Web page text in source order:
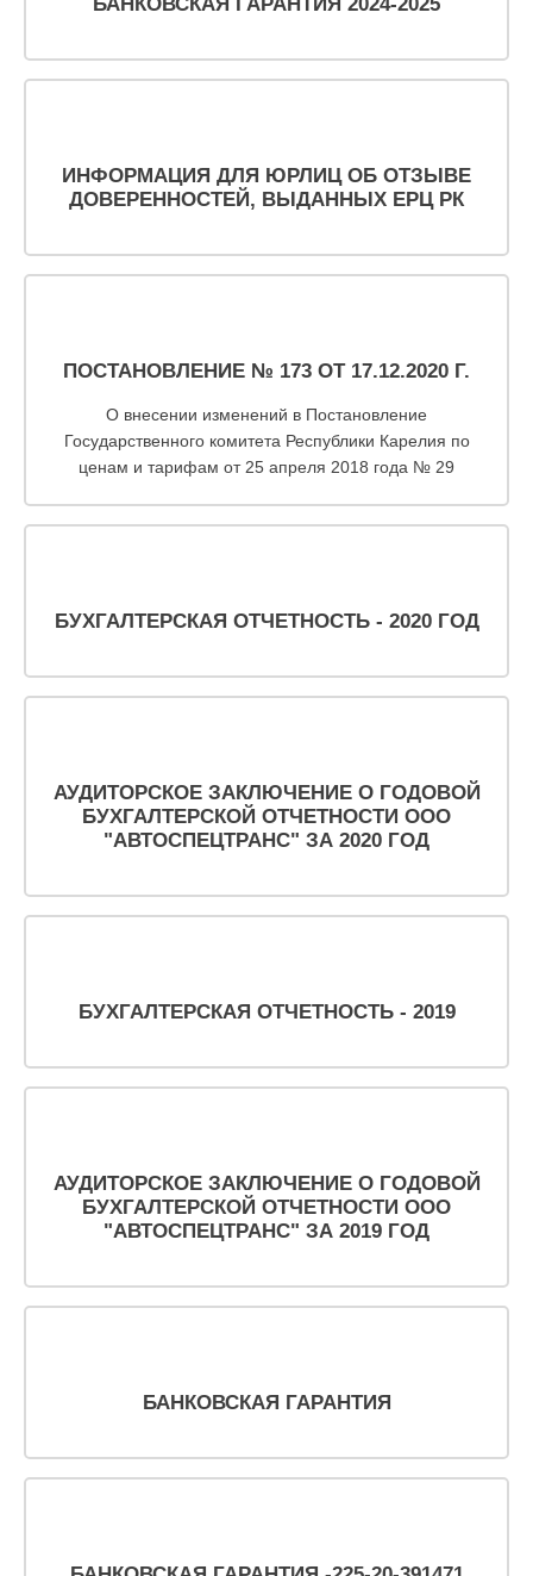
ИНФОРМАЦИЯ ДЛЯ ЮРЛИЦ ОБ ОТЗЫВЕ
ДОВЕРЕННОСТЕЙ, ВЫДАННЫХ ЕРЦ РК
ПОСТАНОВЛЕНИЕ № 173 ОТ 17.12.2020 Г.
О внесении изменений в Постановление
Государственного комитета Республики Карелия по
ценам и тарифам от 25 апреля 2018 года № 29
БУХГАЛТЕРСКАЯ ОТЧЕТНОСТЬ - 2020 ГОД
АУДИТОРСКОЕ ЗАКЛЮЧЕНИЕ О ГОДОВОЙ
БУХГАЛТЕРСКОЙ ОТЧЕТНОСТИ ООО
"АВТОСПЕЦТРАНС" ЗА 2020 ГОД
БУХГАЛТЕРСКАЯ ОТЧЕТНОСТЬ - 2019
АУДИТОРСКОЕ ЗАКЛЮЧЕНИЕ О ГОДОВОЙ
БУХГАЛТЕРСКОЙ ОТЧЕТНОСТИ ООО
"АВТОСПЕЦТРАНС" ЗА 2019 ГОД
БАНКОВСКАЯ ГАРАНТИЯ